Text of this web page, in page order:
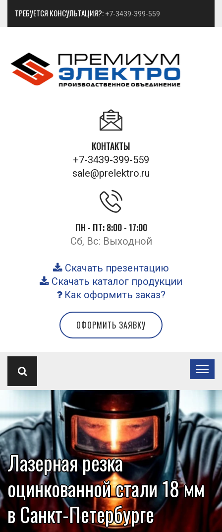
ТРЕБУЕТСЯ КОНСУЛЬТАЦИЯ?: +7-3439-399-559
КОНТАКТЫ
+7-3439-399-559
sale@prelektro.ru
ПН - ПТ: 8:00 - 17:00
Сб, Вс: Выходной
Скачать презентацию
Скачать каталог продукции
Как оформить заказ?
ОФОРМИТЬ ЗАЯВКУ
Лазерная резка
оцинкованной стали 18 мм
в Санкт-Петербурге